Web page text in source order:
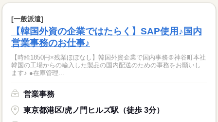
[一般派遣]
【韓国外資の企業ではたらく】SAP使用♪国内
営業事務のお仕事♪
【時給1850円×残業ほぼなし】韓国外資企業で国内事務＠神谷町本社
韓国の工場からの輸入した製品の国内配送のための事務をお願いし
ます♪ ●在庫管理...
営業事務
東京都港区/虎ノ門ヒルズ駅（徒歩 3分）